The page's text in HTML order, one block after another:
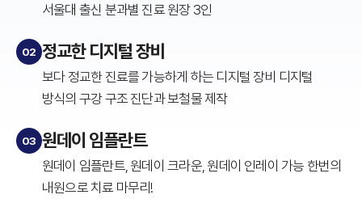
서울대 출신 분과별 진료 원장 3인
02 정교한 디지털 장비
보다 정교한 진료를 가능하게 하는 디지털 장비 디지털
방식의 구강 구조 진단과 보철물 제작
03 원데이 임플란트
원데이 임플란트, 원데이 크라운, 원데이 인레이 가능 한번의
내원으로 치료 마무리!